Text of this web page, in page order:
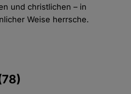
und christlichen – in
Weise herrsche.